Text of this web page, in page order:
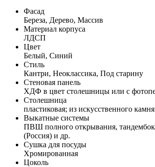
Фасад
Береза, Дерево, Массив
Материал корпуса
ЛДСП
Цвет
Белый, Синий
Стиль
Кантри, Неоклассика, Под старину
Стеновая панель
ХДФ в цвет столешницы или с
Столешница
пластиковая; из искусственного камня
Выкатные системы
ПВШ полного открывания,
(Россия) и др.
Сушка для посуды
Хромированная
Цоколь